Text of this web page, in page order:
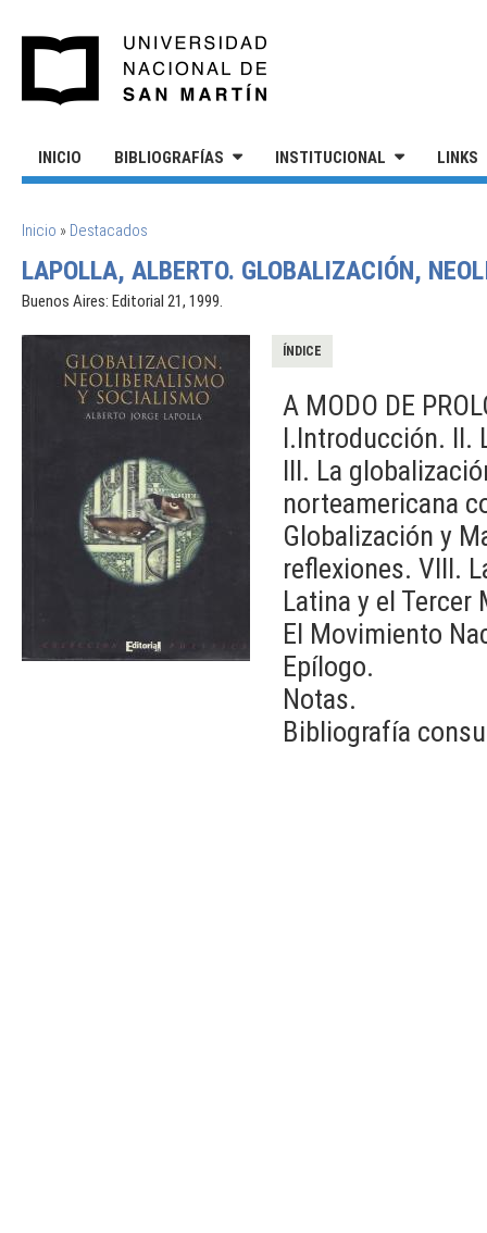
INICIO BIBLIOGRAFÍAS INSTITUCIONAL LINKS
SE ENCUENTRA USTED AQUÍ
Inicio » Destacados
LAPOLLA, ALBERTO. GLOBALIZACIÓN,
Buenos Aires: Editorial 21, 1999.
ÍNDICE
A MODO DE
I.Introducción. II.
III. La
norteamericana
Globalización y
reflexiones. VIII.
Latina y el Tercer
El Movimiento
Epílogo.
Notas.
Bibliografía